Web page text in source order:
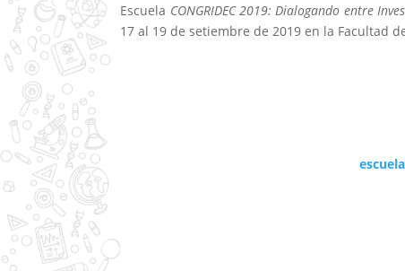
Escuela CONGRIDEC 2019: Dialogando entre
17 al 19 de setiembre de 2019 en la Facultad